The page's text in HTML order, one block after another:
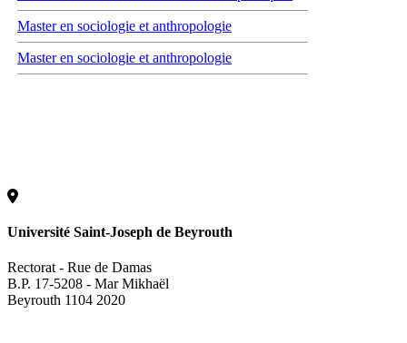
Master en sociologie et anthropologie
Master en sociologie et anthropologie
Université Saint-Joseph de Beyrouth
Rectorat - Rue de Damas
B.P. 17-5208 - Mar Mikhaël
Beyrouth 1104 2020